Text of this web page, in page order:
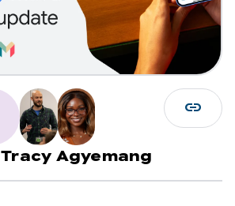
Tracy Agyemang
link